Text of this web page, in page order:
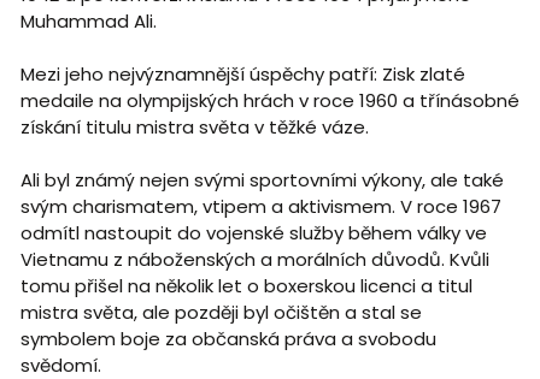
Muhammad Ali.
Mezi jeho nejvýznamnější úspěchy patří: Zisk zlaté
medaile na olympijských hrách v roce 1960 a třínásobné
získání titulu mistra světa v těžké váze.
Ali byl známý nejen svými sportovními výkony, ale také
svým charismatem, vtipem a aktivismem. V roce 1967
odmítl nastoupit do vojenské služby během války ve
Vietnamu z náboženských a morálních důvodů. Kvůli
tomu přišel na několik let o boxerskou licenci a titul
mistra světa, ale později byl očištěn a stal se
symbolem boje za občanská práva a svobodu
svědomí.